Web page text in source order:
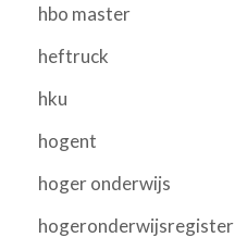
hbo master
heftruck
hku
hogent
hoger onderwijs
hogeronderwijsregister